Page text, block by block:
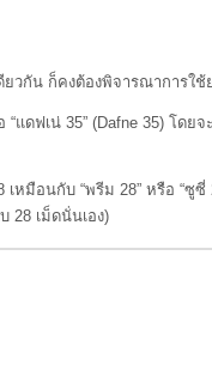
ก็คงต้องพิจารณาการใช้ย
35” (Dafne 35) โดยจะ
กับ “พรีม 28” หรือ “ซูซี่
28 เม็ดนั่นเอง)